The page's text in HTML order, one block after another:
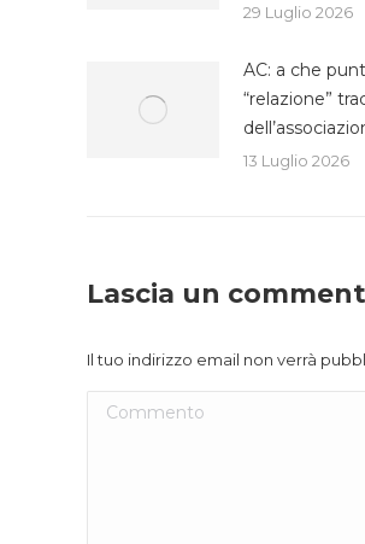
29 Luglio 2026
AC: a che
“relazione”
13 Luglio 2026
Lascia un
Il tuo indirizzo email non verrà
Commento